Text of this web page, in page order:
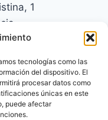
tecnologías como las
del dispositivo. El
procesar datos como
únicas en este
puede afectar
1